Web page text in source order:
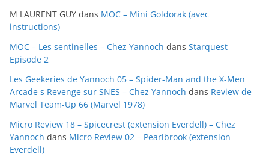
v
e
s
M LAURENT GUY dans MOC – Mini Goldorak (avec
instructions)
MOC – Les sentinelles – Chez Yannoch dans Starquest
Episode 2
Les Geekeries de Yannoch 05 – Spider-Man and the X-Men
Arcade s Revenge sur SNES – Chez Yannoch dans Review de
Marvel Team-Up 66 (Marvel 1978)
Micro Review 18 – Spicecrest (extension Everdell) – Chez
Yannoch dans Micro Review 02 – Pearlbrook (extension
Everdell)